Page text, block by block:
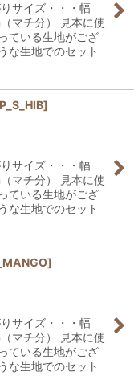
サイズ・・・幅
チ分） 見本に使
ている生地がござ
な生地でのセット
]
サイズ・・・幅
チ分） 見本に使
ている生地がござ
な生地でのセット
]
サイズ・・・幅
チ分） 見本に使
ている生地がござ
な生地でのセット